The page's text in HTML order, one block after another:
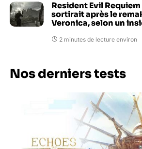
Resident Evil Requiem
sortirait après le
Veronica, selon un
2 minutes de lecture environ
Nos derniers tests